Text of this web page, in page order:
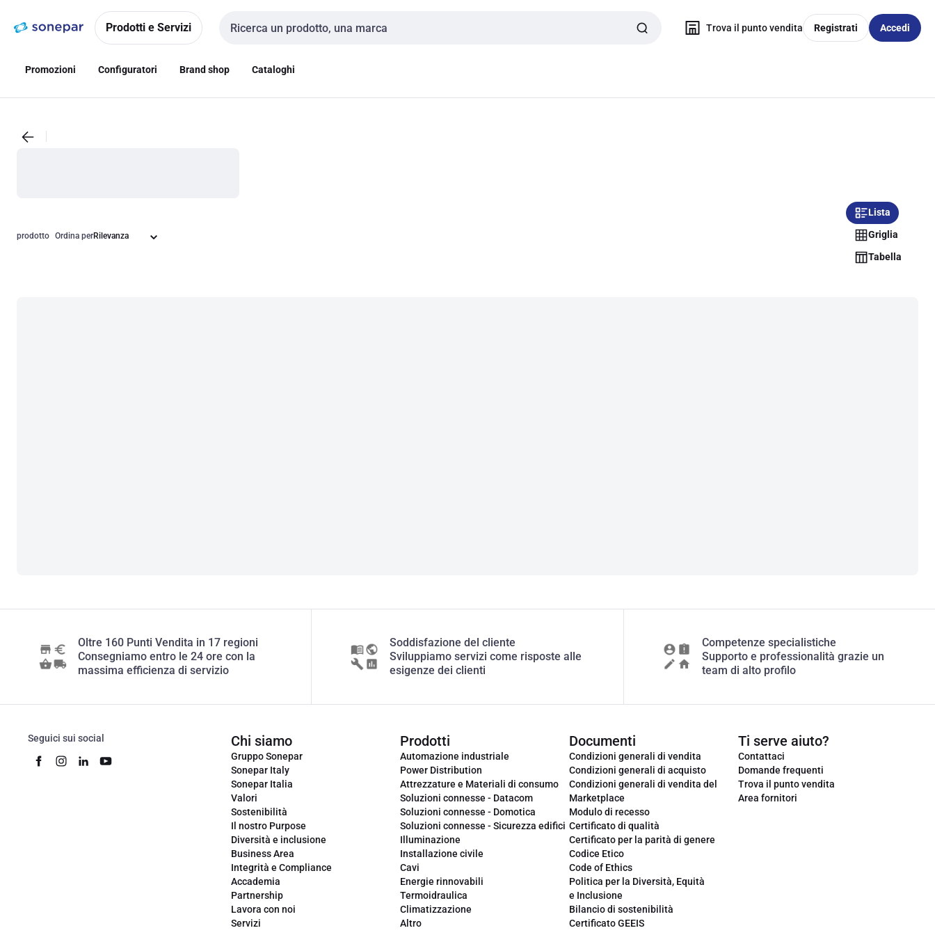
navigazionealla
Prodotti e Servizi
Cerca input
Trova il punto vendita Registrati Accedi
Promozioni Configuratori Brand shop Cataloghi
prodotto Ordina per
Lista
Griglia
Tabella
Oltre 160 Punti Vendita in 17 regioni
Consegniamo entro le 24 ore con la
massima efficienza di servizio
Soddisfazione del cliente
Sviluppiamo servizi come risposte alle
esigenze dei clienti
Competenze specialistiche
Supporto e professionalità grazie un
team di alto profilo
Seguici sui social Chi siamo
Gruppo Sonepar
Sonepar Italy
Sonepar Italia
Valori
Sostenibilità
Il nostro Purpose
Diversità e inclusione
Business Area
Integrità e Compliance
Accademia
Partnership
Lavora con noi
Servizi
Prodotti
Automazione industriale
Power Distribution
Attrezzature e Materiali di consumo
Soluzioni connesse - Datacom
Soluzioni connesse - Domotica
Soluzioni connesse - Sicurezza edifici
Illuminazione
Installazione civile
Cavi
Energie rinnovabili
Termoidraulica
Climatizzazione
Altro
Documenti
Condizioni generali di vendita
Condizioni generali di acquisto
Condizioni generali di vendita del
Marketplace
Modulo di recesso
Certificato di qualità
Certificato per la parità di genere
Codice Etico
Code of Ethics
Politica per la Diversità, Equità
e Inclusione
Bilancio di sostenibilità
Certificato GEEIS
Ti serve aiuto?
Contattaci
Domande frequenti
Trova il punto vendita
Area fornitori